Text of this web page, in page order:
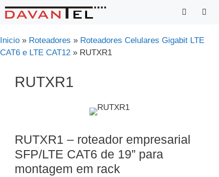
Saltar
para
conteúdo
Menu
Inicio » Roteadores » Roteadores Celulares Gigabit LTE
CAT6 e LTE CAT12 » RUTXR1
RUTXR1
RUTXR1 – roteador empresarial
SFP/LTE CAT6 de 19” para
montagem em rack